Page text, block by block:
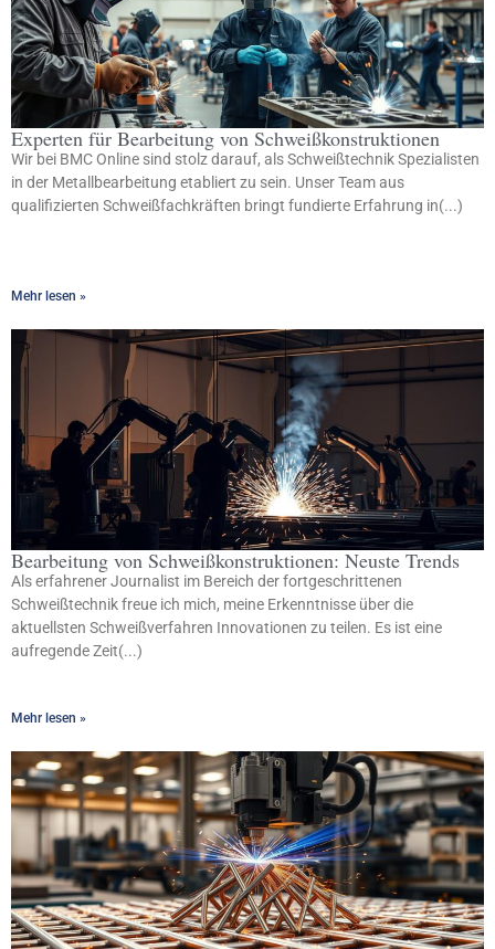
Experten für Bearbeitung von Schweißkonstruktionen
Wir bei BMC Online sind stolz darauf, als Schweißtechnik Spezialisten
in der Metallbearbeitung etabliert zu sein. Unser Team aus
qualifizierten Schweißfachkräften bringt fundierte Erfahrung in(...)
Mehr lesen »
Bearbeitung von Schweißkonstruktionen: Neuste Trends
Als erfahrener Journalist im Bereich der fortgeschrittenen
Schweißtechnik freue ich mich, meine Erkenntnisse über die
aktuellsten Schweißverfahren Innovationen zu teilen. Es ist eine
aufregende Zeit(...)
Mehr lesen »